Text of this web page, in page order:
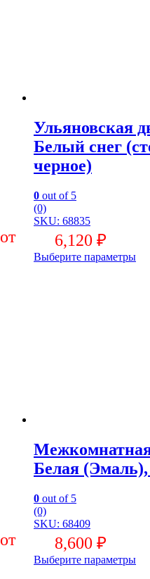
Ульяновская
Белый снег
черное)
0 out of 5
(0)
SKU: 68835
6,120 ₽
Выберите параметры
Белая
0 out of 5
(0)
SKU: 68409
8,600 ₽
Выберите параметры